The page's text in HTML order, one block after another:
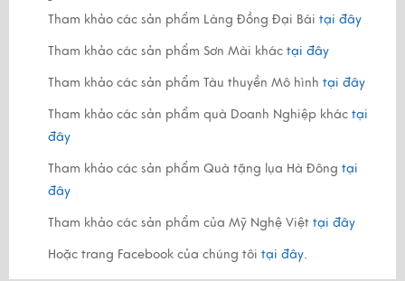
Tham khảo các sản phẩm Làng Đồng Đại Bái tại đây
Tham khảo các sản phẩm Sơn Mài khác tại đây
Tham khảo các sản phẩm Tàu thuyền Mô hình tại đây
Tham khảo các sản phẩm quà Doanh Nghiệp khác tại
đây
Tham khảo các sản phẩm Quà tặng lụa Hà Đông tại
đây
Tham khảo các sản phẩm của Mỹ Nghệ Việt tại đây
Hoặc trang Facebook của chúng tôi tại đây.